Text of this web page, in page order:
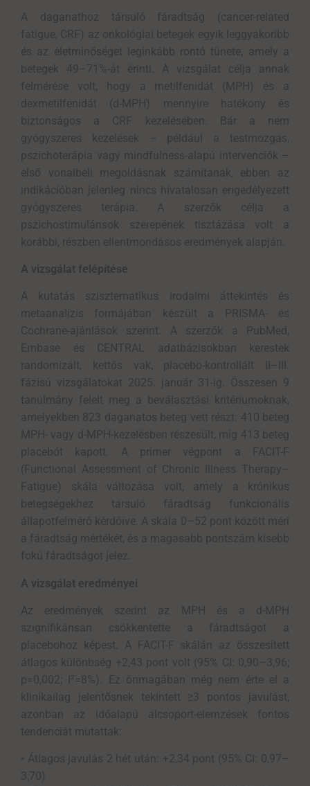
A daganathoz társuló fáradtság (cancer-related
fatigue, CRF) az onkológiai betegek egyik leggyakoribb
és az életminőséget leginkább rontó tünete, amely a
betegek 49–71%-át érinti. A vizsgálat célja annak
felmérése volt, hogy a metilfenidát (MPH) és a
dexmetilfenidát (d-MPH) mennyire hatékony és
biztonságos a CRF kezelésében. Bár a nem
gyógyszeres kezelések – például a testmozgás,
pszichoterápia vagy mindfulness-alapú intervenciók –
első vonalbeli megoldásnak számítanak, ebben az
indikációban jelenleg nincs hivatalosan engedélyezett
gyógyszeres terápia. A szerzők célja a
pszichostimulánsok szerepének tisztázása volt a
korábbi, részben ellentmondásos eredmények alapján.
A vizsgálat felépítése
A kutatás szisztematikus irodalmi áttekintés és
metaanalízis formájában készült a PRISMA- és
Cochrane-ajánlások szerint. A szerzők a PubMed,
Embase és CENTRAL adatbázisokban kerestek
randomizált, kettős vak, placebo-kontrollált II–III.
fázisú vizsgálatokat 2025. január 31-ig. Összesen 9
tanulmány felelt meg a beválasztási kritériumoknak,
amelyekben 823 daganatos beteg vett részt: 410 beteg
MPH- vagy d-MPH-kezelésben részesült, míg 413 beteg
placebót kapott. A primer végpont a FACIT-F
(Functional Assessment of Chronic Illness Therapy–
Fatigue) skála változása volt, amely a krónikus
betegségekhez társuló fáradtság funkcionális
állapotfelmérő kérdőíve. A skála 0–52 pont között méri
a fáradtság mértékét, és a magasabb pontszám kisebb
fokú fáradtságot jelez.
A vizsgálat eredményei
Az eredmények szerint az MPH és a d-MPH
szignifikánsan csökkentette a fáradtságot a
placebohoz képest. A FACIT-F skálán az összesített
átlagos különbség +2,43 pont volt (95% CI: 0,90–3,96;
p=0,002; I²=8%). Ez önmagában még nem érte el a
klinikailag jelentősnek tekintett ≥3 pontos javulást,
azonban az időalapú alcsoport-elemzések fontos
tendenciát mutattak:
• Átlagos javulás 2 hét után: +2,34 pont (95% CI: 0,97–
3,70)